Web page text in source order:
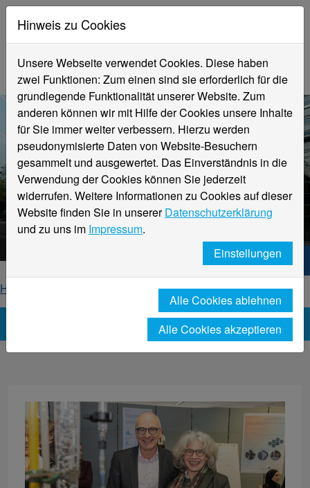
Aktuelle Meldungen
Hochschule Niederrhein
Hochschule Niederrhein. Dein Weg.
Home
News-Detailseite
Hinweis zu Cookies
Unsere Webseite verwendet Cookies. Diese haben
zwei Funktionen: Zum einen sind sie erforderlich für die
grundlegende Funktionalität unserer Website. Zum
anderen können wir mit Hilfe der Cookies unsere Inhalte
für Sie immer weiter verbessern. Hierzu werden
pseudonymisierte Daten von Website-Besuchern
gesammelt und ausgewertet. Das Einverständnis in die
Verwendung der Cookies können Sie jederzeit
widerrufen. Weitere Informationen zu Cookies auf dieser
Website finden Sie in unsererDatenschutzerklärung
und zu uns im Impressum.
Einstellungen
Alle Cookies ablehnen
Alle Cookies akzeptieren